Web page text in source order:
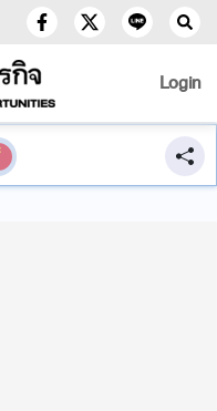
Login